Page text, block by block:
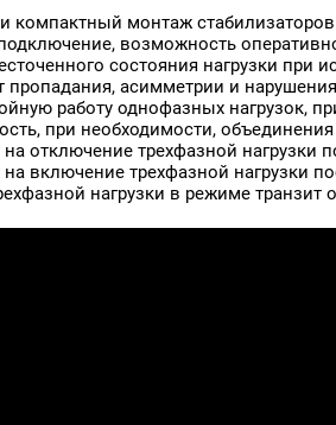
компактный монтаж
возможность
состояния нагрузки при
пропадания, асимметрии и
работу однофазных нагрузок,
при необходимости,
на отключение трехфазной
включение трехфазной нагрузки
нагрузки в режиме